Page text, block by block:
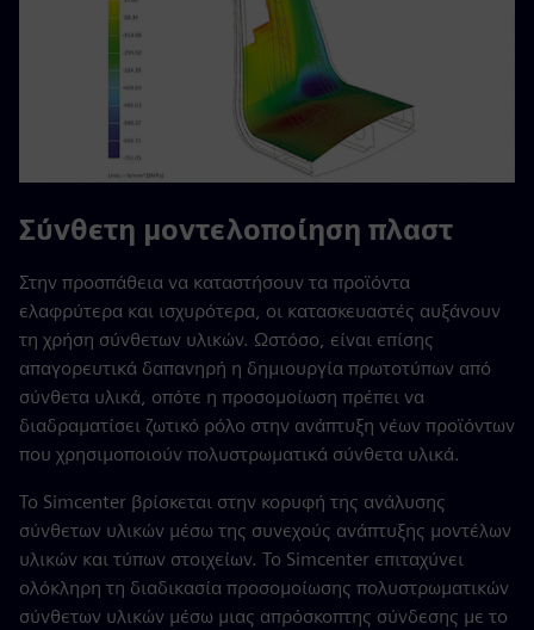
Σύνθετη μοντελοποίηση πλαστ
Στην προσπάθεια να καταστήσουν τα προϊόντα
ελαφρύτερα και ισχυρότερα, οι κατασκευαστές αυξάνουν
τη χρήση σύνθετων υλικών. Ωστόσο, είναι επίσης
απαγορευτικά δαπανηρή η δημιουργία πρωτοτύπων από
σύνθετα υλικά, οπότε η προσομοίωση πρέπει να
διαδραματίσει ζωτικό ρόλο στην ανάπτυξη νέων προϊόντων
που χρησιμοποιούν πολυστρωματικά σύνθετα υλικά.
Το Simcenter βρίσκεται στην κορυφή της ανάλυσης
σύνθετων υλικών μέσω της συνεχούς ανάπτυξης μοντέλων
υλικών και τύπων στοιχείων. Το Simcenter επιταχύνει
ολόκληρη τη διαδικασία προσομοίωσης πολυστρωματικών
σύνθετων υλικών μέσω μιας απρόσκοπτης σύνδεσης με το